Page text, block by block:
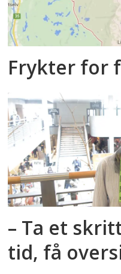
Frykter for
– Ta et
tid, få